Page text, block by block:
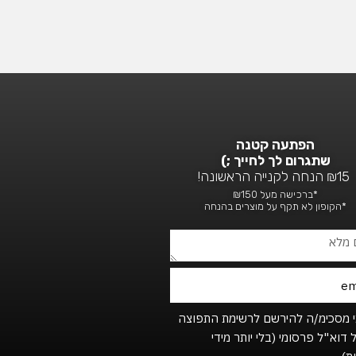
הפתעה קטנה
שתגרום לך לחייך ;)
*ברכישה מעל ₪150
*הקופון לא תקף על מוצרים בהנחה
מסכימ/ה להירשם לרשימת התפוצה
דוא"ל פרסומי (בלי יותר מידי